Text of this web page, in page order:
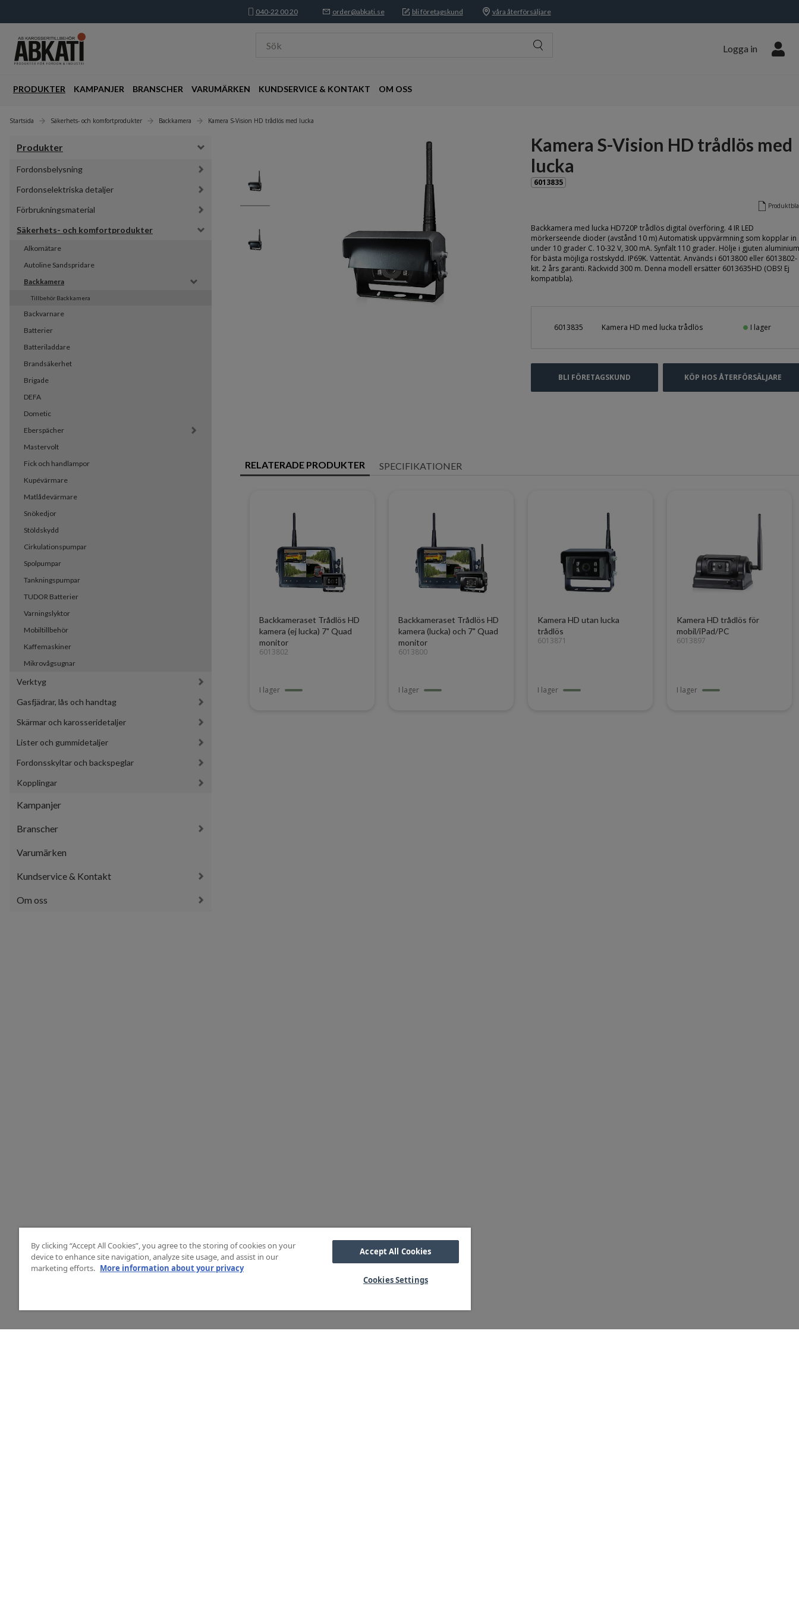
040-22 00 20 order@abkati.se bli företagskund våra återförsäljare
Sök Logga in
PRODUKTER KAMPANJER BRANSCHER VARUMÄRKEN KUNDSERVICE & KONTAKT OM OSS
Startsida Säkerhets- och komfortprodukter Backkamera Kamera S-Vision HD trådlös med lucka
Produkter
Fordonsbelysning
Fordonselektriska detaljer
Förbrukningsmaterial
Säkerhets- och komfortprodukter
Alkomätare
Autoline Sandspridare
Backkamera
Tillbehör Backkamera
Backvarnare
Batterier
Batteriladdare
Brandsäkerhet
Brigade
DEFA
Dometic
Eberspächer
Mastervolt
Fick och handlampor
Kupévärmare
Matlådevärmare
Snökedjor
Stöldskydd
Cirkulationspumpar
Spolpumpar
Tankningspumpar
TUDOR Batterier
Varningslyktor
Mobiltillbehör
Kaffemaskiner
Mikrovågsugnar
Verktyg
Gasfjädrar, lås och handtag
Skärmar och karosseridetaljer
Lister och gummidetaljer
Fordonsskyltar och backspeglar
Kopplingar
Kampanjer
Branscher
Varumärken
Kundservice & Kontakt
Om oss
Kamera S-Vision HD trådlös med
lucka
6013835
Backkamera med lucka HD720P trådlös digital överföring. 4 IR LED
mörkerseende dioder (avstånd 10 m) Automatisk uppvärmning som kopplar in
under 10 grader C. 10-32 V, 300 mA. Synfält 110 grader. Hölje i gjuten aluminium
för bästa möjliga rostskydd. IP69K. Vattentät. Används i 6013800 eller 6013802-
kit. 2 års garanti. Räckvidd 300 m. Denna modell ersätter 6013635HD (OBS! Ej
kompatibla).
6013835 Kamera HD med lucka trådlös I lager
BLI FÖRETAGSKUND KÖP HOS ÅTERFÖRSÄLJARE
RELATERADE PRODUKTER SPECIFIKATIONER
Backkameraset Trådlös HD
kamera (ej lucka) 7" Quad
monitor
6013802
I lager
Backkameraset Trådlös HD
kamera (lucka) och 7" Quad
monitor
6013800
I lager
Kamera HD utan lucka
trådlös
6013871
I lager
Kamera HD trådlös för
mobil/iPad/PC
6013897
I lager
By clicking “Accept All Cookies”, you agree to the storing of cookies on your
device to enhance site navigation, analyze site usage, and assist in our
marketing efforts. More information about your privacy
Accept All Cookies
Cookies Settings